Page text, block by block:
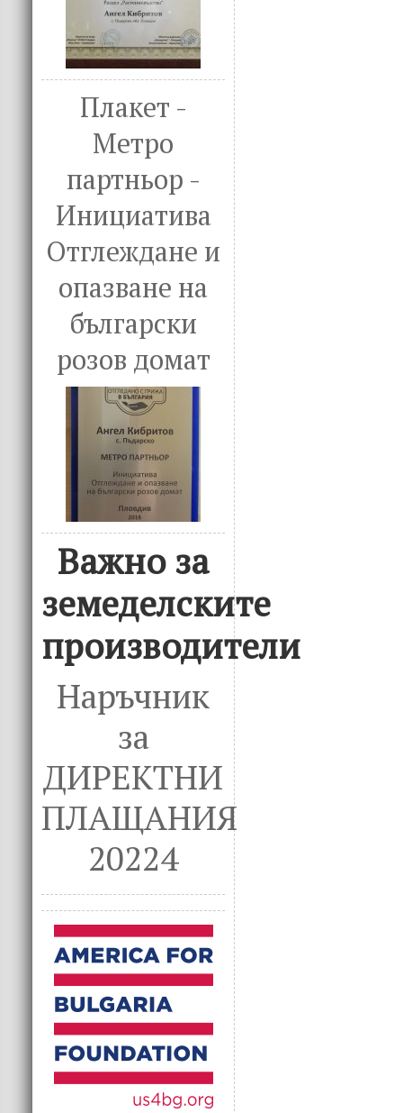
Плакет -
Метро
партньор -
Инициатива
Отглеждане и
опазване на
български
розов домат
Важно за
земеделските
производители
Наръчник
за
ДИРЕКТНИ
ПЛАЩАНИЯ
20224